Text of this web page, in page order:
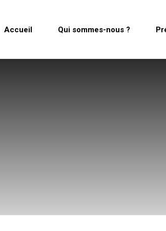
Accueil Qui sommes-nous ?